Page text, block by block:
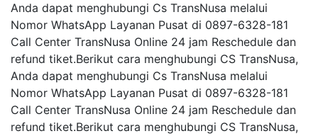
Anda dapat menghubungi Cs TransNusa melalui
Nomor WhatsApp Layanan Pusat di 0897-6328-181
Call Center TransNusa Online 24 jam Reschedule dan
refund tiket.Berikut cara menghubungi CS TransNusa,
Anda dapat menghubungi Cs TransNusa melalui
Nomor WhatsApp Layanan Pusat di 0897-6328-181
Call Center TransNusa Online 24 jam Reschedule dan
refund tiket.Berikut cara menghubungi CS TransNusa,